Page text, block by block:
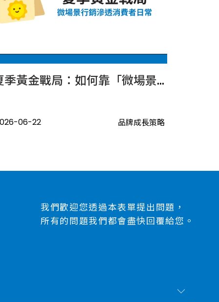
夏季黃金戰局：如何靠「微場景行銷」滲透消費者的日常？
06-22 品牌成長策略
我們歡迎您透過本表單提出問題，
所有的問題我們都會盡快回覆給您。